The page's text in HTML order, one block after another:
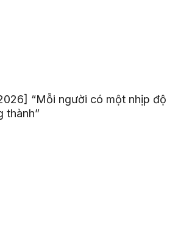
“Mỗi người có một nhịp độ
thành”